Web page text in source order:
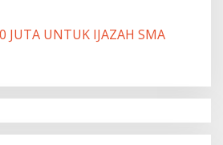
JUTA UNTUK IJAZAH SMA